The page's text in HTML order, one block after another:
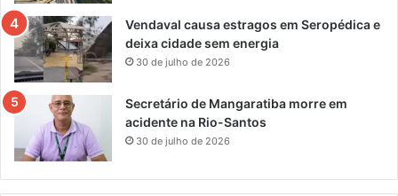
Vendaval causa estragos em Seropédica e
deixa cidade sem energia
30 de julho de 2026
Secretário de Mangaratiba morre em
acidente na Rio-Santos
30 de julho de 2026